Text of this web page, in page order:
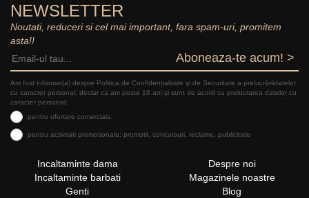
NEWSLETTER
Noutati, reduceri si cel mai important, fara spam-uri, promitem
asta!!
Aboneaza-te acum! >
Am fost informat(a) despre Politica de Confidențialitate şi de Securitate a prelucrăriidatelor
cu caracter personal, declar ca am peste 16 ani și sunt de acord cu prelucrarea datelor cu
caracter personal:
pentru ofertare comerciala
pentru activitati promotionale: promotii, concursuri, reclame, publicitate
Incaltaminte dama
Incaltaminte barbati
Genti
Despre noi
Magazinele noastre
Blog